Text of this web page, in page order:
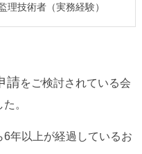
理技術者（実務経験）
請をご検討されている会
。
年以上が経過しているお